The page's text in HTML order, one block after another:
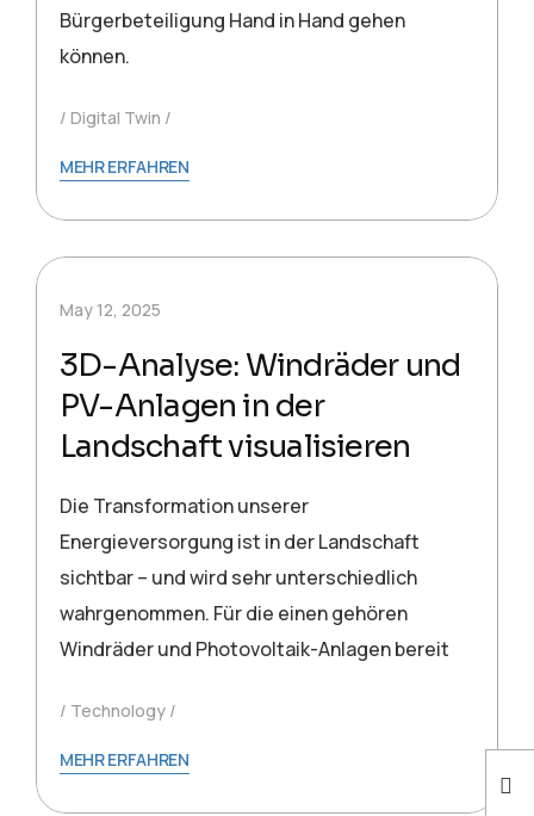
Bürgerbeteiligung Hand in Hand gehen
können.
Digital Twin
MEHR ERFAHREN
May 12, 2025
3D-Analyse: Windräder und
PV-Anlagen in der
Landschaft visualisieren
Die Transformation unserer
Energieversorgung ist in der Landschaft
sichtbar – und wird sehr unterschiedlich
wahrgenommen. Für die einen gehören
Windräder und Photovoltaik-Anlagen bereit
Technology
MEHR ERFAHREN